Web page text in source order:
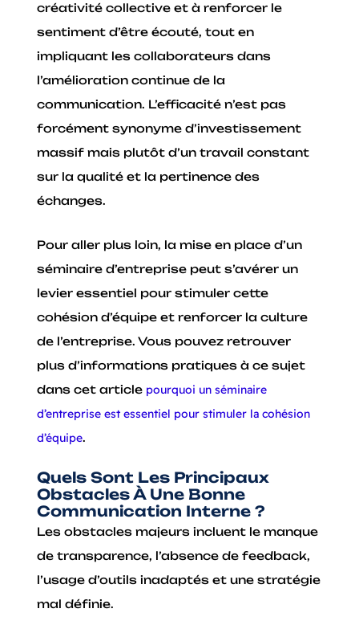
créativité collective et à renforcer le
sentiment d’être écouté, tout en
impliquant les collaborateurs dans
l’amélioration continue de la
communication. L’efficacité n’est pas
forcément synonyme d’investissement
massif mais plutôt d’un travail constant
sur la qualité et la pertinence des
échanges.
Pour aller plus loin, la mise en place d’un
séminaire d’entreprise peut s’avérer un
levier essentiel pour stimuler cette
cohésion d’équipe et renforcer la culture
de l’entreprise. Vous pouvez retrouver
plus d’informations pratiques à ce sujet
dans cet article pourquoi un séminaire
d’entreprise est essentiel pour stimuler la cohésion
d’équipe.
Quels Sont Les Principaux
Obstacles À Une Bonne
Communication Interne ?
Les obstacles majeurs incluent le manque
de transparence, l’absence de feedback,
l’usage d’outils inadaptés et une stratégie
mal définie.